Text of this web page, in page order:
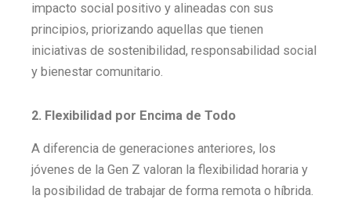
impacto social positivo y alineadas con sus
principios, priorizando aquellas que tienen
iniciativas de sostenibilidad, responsabilidad social
y bienestar comunitario.
2. Flexibilidad por Encima de Todo
A diferencia de generaciones anteriores, los
jóvenes de la Gen Z valoran la flexibilidad horaria y
la posibilidad de trabajar de forma remota o híbrida.